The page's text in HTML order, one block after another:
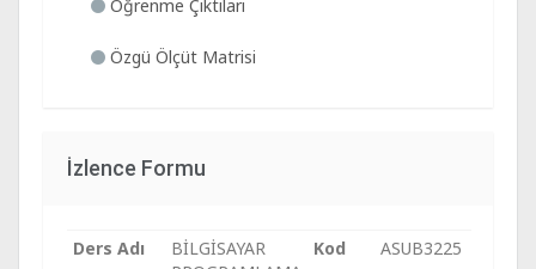
Öğrenme Çıktıları
Özgü Ölçüt Matrisi
İzlence Formu
Ders Adı
BİLGİSAYAR
Kod ASUB3225